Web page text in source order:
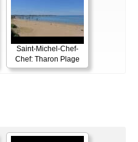
Saint-Michel-Chef-
Chef: Tharon Plage